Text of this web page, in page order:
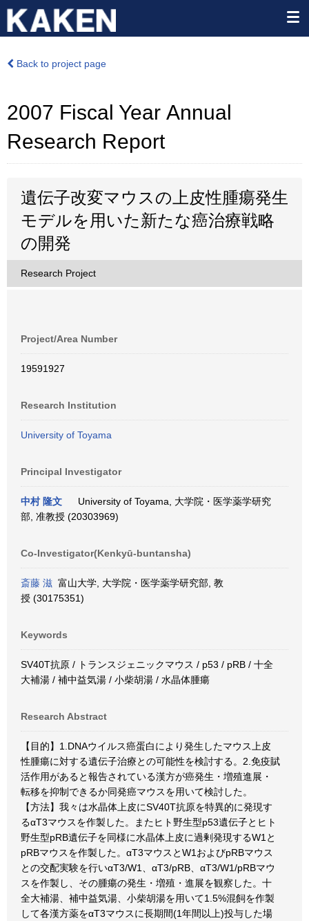
Back to project page
2007 Fiscal Year Annual
Research Report
遺伝子改変マウスの上皮性腫瘍発生
モデルを用いた新たな癌治療戦略
の開発
Research Project
Project/Area Number
19591927
Research Institution
University of Toyama
Principal Investigator
中村 隆文
University of Toyama, 大学院・医学薬学研究
部, 准教授 (20303969)
Co-Investigator(Kenkyū-buntansha)
斎藤 滋 富山大学, 大学院・医学薬学研究部, 教
授 (30175351)
Keywords
SV40T抗原 / トランスジェニックマウス / p53 / pRB / 十全
大補湯 / 補中益気湯 / 小柴胡湯 / 水晶体腫瘍
Research Abstract
【目的】1.DNAウイルス癌蛋白により発生したマウス上皮
性腫瘍に対する遺伝子治療との可能性を検討する。2.免疫賦
活作用があると報告されている漢方が癌発生・増殖進展・
転移を抑制できるか同発癌マウスを用いて検討した。
【方法】我々は水晶体上皮にSV40T抗原を特異的に発現す
るαT3マウスを作製した。またヒト野生型p53遺伝子とヒト
野生型pRB遺伝子を同様に水晶体上皮に過剰発現するW1と
pRBマウスを作製した。αT3マウスとW1およびpRBマウス
との交配実験を行いαT3/W1、αT3/pRB、αT3/W1/pRBマウ
スを作製し、その腫瘍の発生・増殖・進展を観察した。十
全大補湯、補中益気湯、小柴胡湯を用いて1.5%混飼を作製
して各漢方薬をαT3マウスに長期間(1年間以上)投与した場